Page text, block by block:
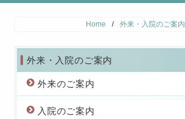
Home / 外来・入院のご案内
外来・入院のご案内
外来のご案内
入院のご案内